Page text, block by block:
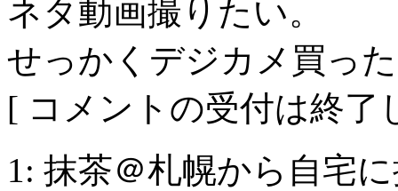
ネタ動画撮りたい。
せっかくデジカメ買っ
[ コメントの受付は終了
1: 抹茶＠札幌から自宅